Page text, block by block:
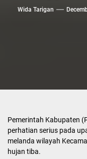
Wida Tarigan
Pemerintah Kabupaten
perhatian serius pada
melanda wilayah
hujan tiba.